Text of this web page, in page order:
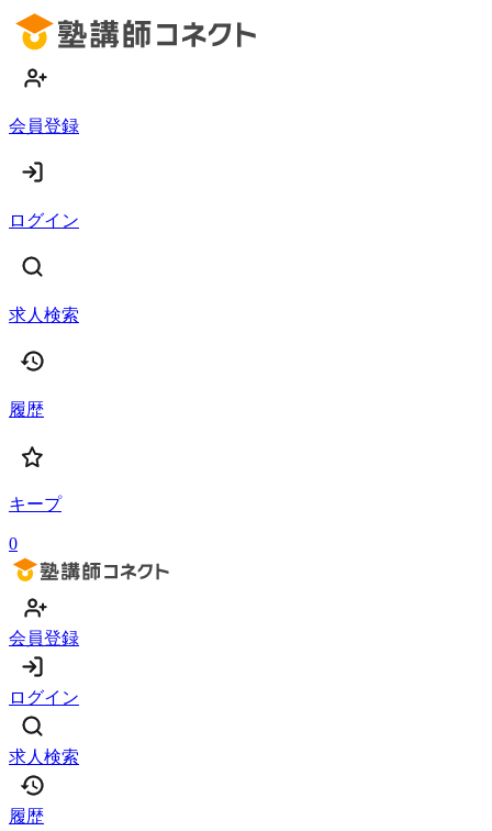
会員登録
ログイン
求人検索
履歴
キープ
0
会員登録
ログイン
求人検索
履歴